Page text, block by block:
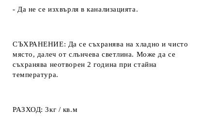
- Да не се изхвърля в канализацията.
СЪХРАНЕНИЕ: Да се ​​съхранява на хладно и чисто
място, далеч от слънчева светлина. Може да се
съхранява неотворен 2 година при стайна
температура.
РАЗХОД: 3кг / кв.м